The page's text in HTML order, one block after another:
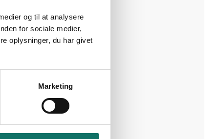
og til at analysere
for sociale medier,
oplysninger, du har givet
Marketing